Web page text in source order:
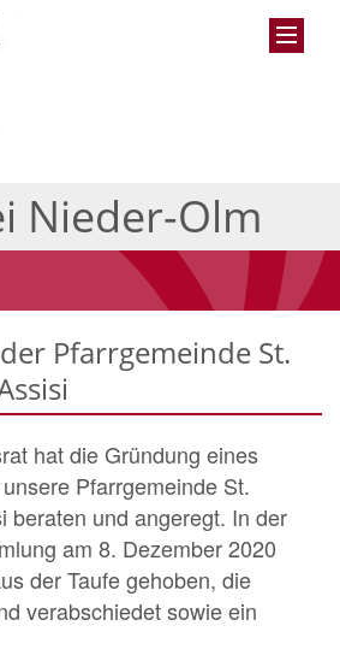
Nieder-Olm
Pfarrgemeinde St.
hat die Gründung eines
Pfarrgemeinde St.
beraten und angeregt. In der
am 8. Dezember 2020
der Taufe gehoben, die
verabschiedet sowie ein